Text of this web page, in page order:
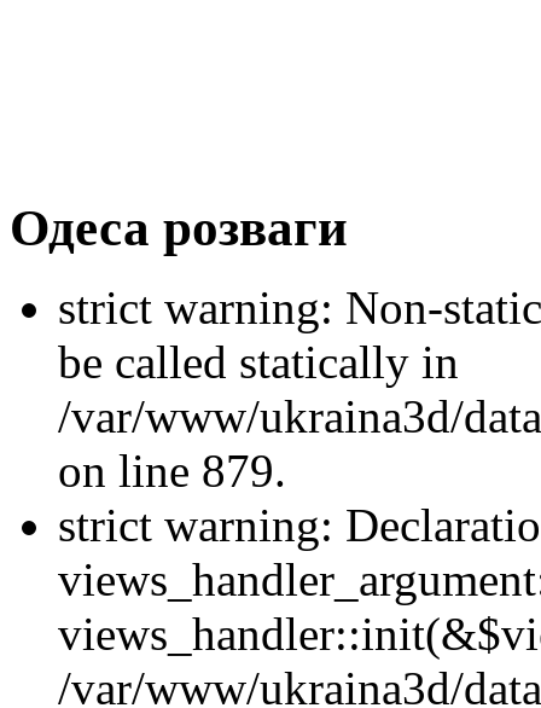
Одеса розваги
strict warning: Non-
be called statically in
/var/www/ukraina3d/
on line 879.
strict warning:
/var/www/ukraina3d/